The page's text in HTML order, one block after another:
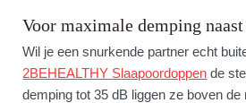
Voor maximale demping
Wil je een snurkende partner echt
2BEHEALTHY Slaapoordoppen de
demping tot 35 dB liggen ze boven